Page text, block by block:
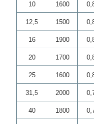
10 1600
12,5 1500
16 1900
20 1700
25 1600
31,5 2000
40 1800